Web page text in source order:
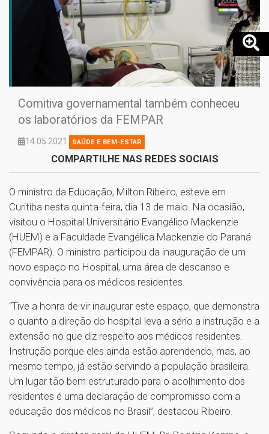
Comitiva governamental também conheceu
os laboratórios da FEMPAR
14.05.2021 SAÚDE E BEM-ESTAR
COMPARTILHE NAS REDES SOCIAIS
O ministro da Educação, Milton Ribeiro, esteve em
Curitiba nesta quinta-feira, dia 13 de maio. Na ocasião,
visitou o Hospital Universitário Evangélico Mackenzie
(HUEM) e a Faculdade Evangélica Mackenzie do Paraná
(FEMPAR). O ministro participou da inauguração de um
novo espaço no Hospital, uma área de descanso e
convivência para os médicos residentes.
“Tive a honra de vir inaugurar este espaço, que demonstra
o quanto a direção do hospital leva a sério a instrução e a
extensão no que diz respeito aos médicos residentes.
Instrução porque eles ainda estão aprendendo, mas, ao
mesmo tempo, já estão servindo a população brasileira.
Um lugar tão bem estruturado para o acolhimento dos
residentes é uma declaração de compromisso com a
educação dos médicos no Brasil”, destacou Ribeiro.